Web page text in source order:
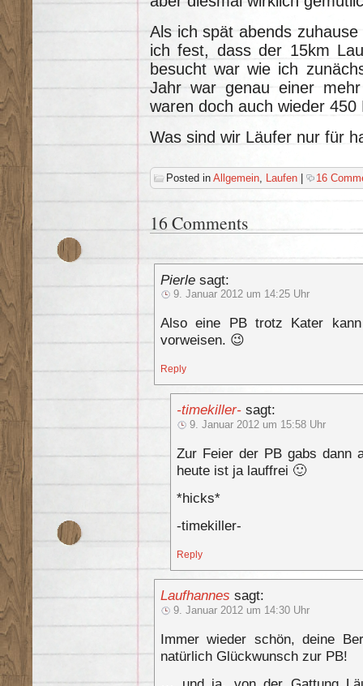
Als ich spät abends
ich fest, dass der 15km
besucht war wie ich
Jahr war genau einer
waren doch auch wieder 450
Was sind wir Läufer nur für
Posted in Allgemein Laufen | 16
16 Comments
Pierle sagt:
9. Januar 2012 um 14:25 Uhr
Also eine PB trotz Kater
vorweisen. 😉
Reply
-timekiller- sagt:
9. Januar 2012 um 15:58 Uhr
Zur Feier der PB gabs dann
heute ist ja lauffrei 🙂
*hicks*
-timekiller-
Reply
Laufhannes sagt:
9. Januar 2012 um 14:30 Uhr
Immer wieder schön, deine
natürlich Glückwunsch zur PB!